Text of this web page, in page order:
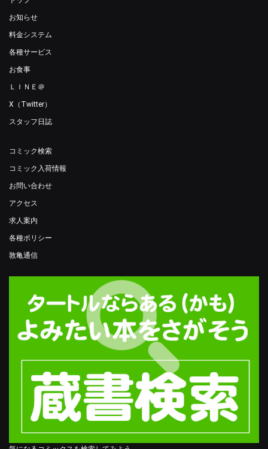
お知らせ
料金システム
各種サービス
お食事
ＬＩＮＥ＠
X（Twitter）
スタッフ日誌
コミック検索
コミック入荷情報
お問い合わせ
アクセス
求人案内
各種ポリシー
敦亀通信